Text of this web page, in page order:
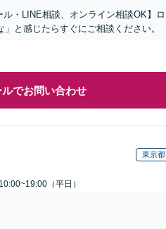
・LINE相談、オンライン相談OK】ロ
と感じたらすぐにご相談ください。
ルでお問い合わせ
東京都
（平日）